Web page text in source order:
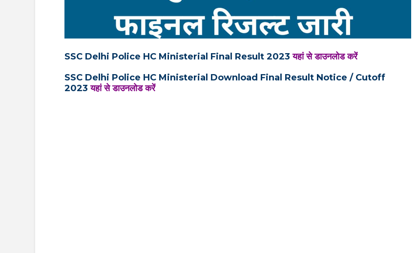
SSC Delhi Police HC Ministerial Final Result 2023यहां से डाउनलोड करें
SSC Delhi Police HC Ministerial Download Final Result Notice / Cutoff
2023यहां से डाउनलोड करें